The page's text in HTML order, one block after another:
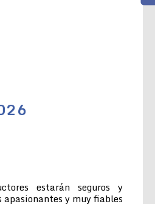
estarán seguros y
apasionantes y muy fiables